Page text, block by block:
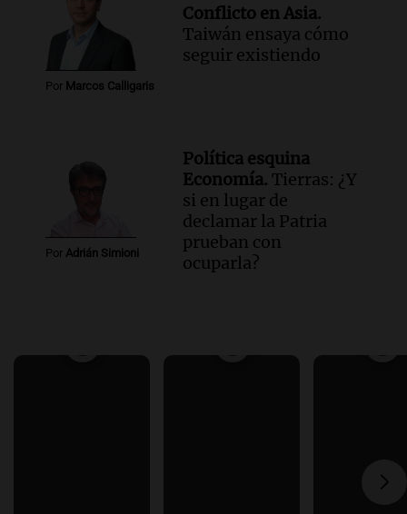
Por Marcos Calligaris
Conflicto en Asia.
Taiwán ensaya cómo
seguir existiendo
Por Adrián Simioni
Política esquina
Economía. Tierras: ¿Y
si en lugar de
declamar la Patria
prueban con
ocuparla?